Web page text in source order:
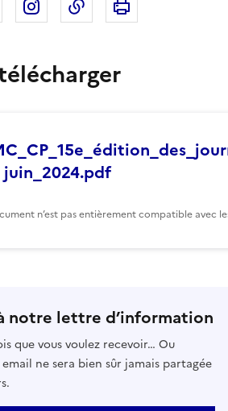
sur X
Partager sur Linkedin
Partager sur Instagram
Copier dans le
Imprimer cette
juin_2024.pdf
n’est pas entièrement compatible avec
notre lettre d’information
que vous voulez recevoir… Ou
ne sera bien sûr jamais partagée